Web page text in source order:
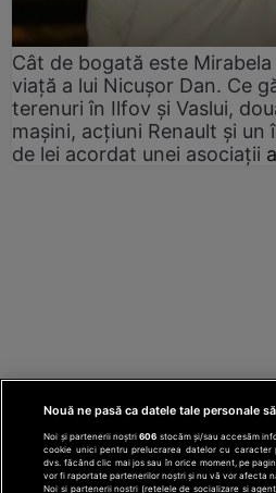
Cât de bogată este
viață a lui Nicușor Dan. Ce
terenuri în Ilfov și Vaslui,
mașini, acțiuni Renault și un
de lei acordat unei asociații
Nouă ne pasă ca datele tale personale
Noi și partenerii noștri606 stocăm și/sau accesăm
cookie unici pentru prelucrarea datelor cu caracter
dvs. făcând clic mai jos sau în orice moment, pe
vor fi raportate partenerilor noștri și nu vă vor afecta
Noi si partenerii nostri (retelele de socializare si